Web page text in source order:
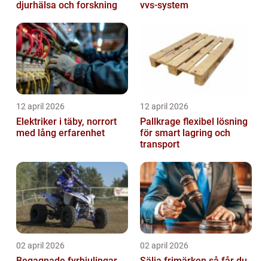
djurhälsa och forskning
vvs-system
12 april 2026
Elektriker i täby, norrort
med lång erfarenhet
12 april 2026
Pallkrage flexibel lösning
för smart lagring och
transport
02 april 2026 02 april 2026